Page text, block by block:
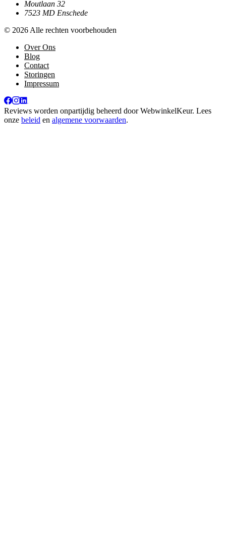
Moutlaan 32
7523 MD Enschede
© 2026 Alle rechten voorbehouden
Over Ons
Blog
Contact
Storingen
Impressum
Reviews worden onpartijdig beheerd doorWebwinkelKeur. Lees
onze beleid en algemene voorwaarden.